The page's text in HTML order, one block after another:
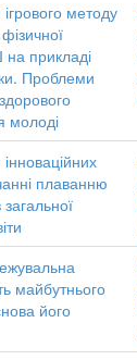
методу
прикладі
Проблеми
молоді
плаванню
загальної
майбутнього
його